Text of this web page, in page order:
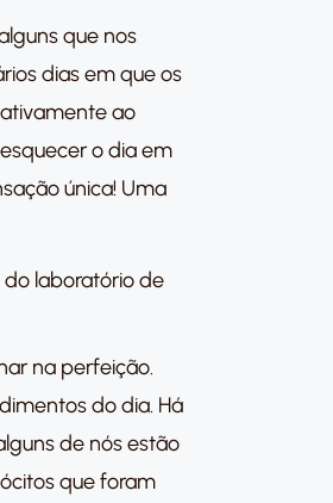
que nos
dias em que os
ao
o dia em
única! Uma
laboratório de
na perfeição.
do dia. Há
de nós estão
que foram